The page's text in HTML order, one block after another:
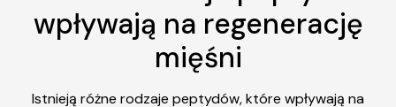
wpływają na regenerację
mięśni
Istnieją różne rodzaje peptydów, które wpływają na